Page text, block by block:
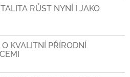
RŮST NYNÍ I JAKO
KVALITNÍ PŘÍRODNÍ